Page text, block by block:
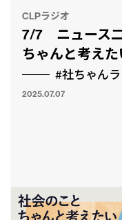
CLPラジオ
7/7 ニュース
ちゃんと考え
#社ちゃんラ
2025.07.07